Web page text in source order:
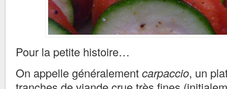
Pour la petite histoire…
On appelle généralementcarpaccio, un